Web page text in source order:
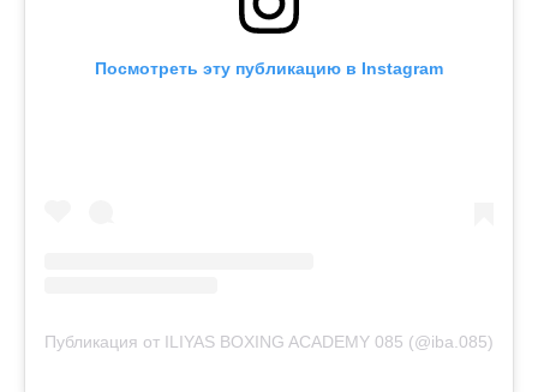
Посмотреть эту публикацию в Instagram
Публикация от ILIYAS BOXING ACADEMY 085 (@iba.085)